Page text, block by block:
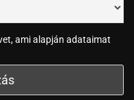
ami alapján adataimat